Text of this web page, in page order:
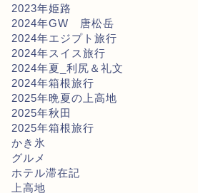
2023年姫路
2024年GW 唐松岳
2024年エジプト旅行
2024年スイス旅行
2024年夏_利尻＆礼文
2024年箱根旅行
2025年晩夏の上高地
2025年秋田
2025年箱根旅行
かき氷
グルメ
ホテル滞在記
上高地